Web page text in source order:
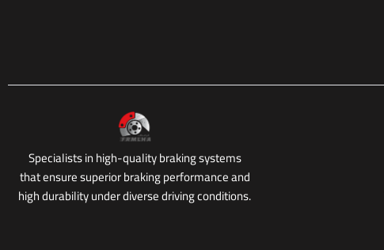
Specialists in high-quality braking systems
that ensure superior braking performance and
high durability under diverse driving conditions.